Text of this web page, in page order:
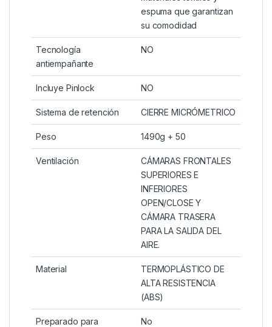
espuma que garantizan
su comodidad
Tecnología
antiempañante
NO
Incluye Pinlock NO
Sistema de retención CIERRE MICRÓMETRICO
Peso 1490g + 50
Ventilación
CÁMARAS FRONTALES
SUPERIORES E
INFERIORES
OPEN/CLOSE Y
CÁMARA TRASERA
PARA LA SALIDA DEL
AIRE.
Material
TERMOPLÁSTICO DE
ALTA RESISTENCIA
(ABS)
Preparado para
No